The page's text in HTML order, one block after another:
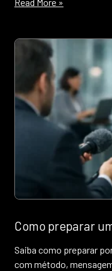
Como preparar
Saiba como preparar
com método,